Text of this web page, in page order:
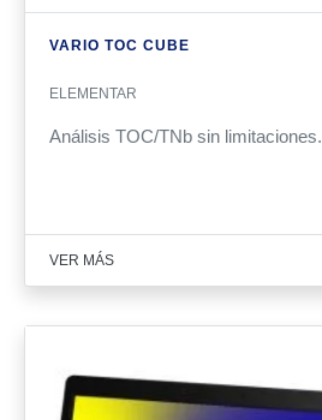
VARIO TOC CUBE
ELEMENTAR
Análisis TOC/TNb sin limitaciones.
VER MÁS